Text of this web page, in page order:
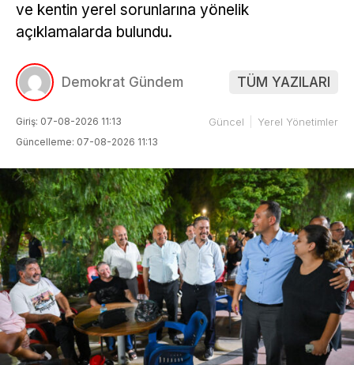
ve kentin yerel sorunlarına yönelik
açıklamalarda bulundu.
Demokrat Gündem TÜM YAZILARI
Giriş: 07-08-2026 11:13
Güncelleme: 07-08-2026 11:13
Güncel Yerel Yönetimler